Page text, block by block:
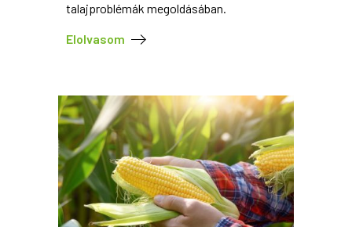
talajproblémák megoldásában.
Elolvasom